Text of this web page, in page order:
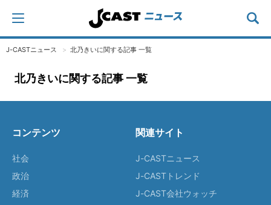
J-CASTニュース 北乃きいに関する記事 一覧
北乃きいに関する記事 一覧
コンテンツ
社会
政治
経済
関連サイト
J-CASTニュース
J-CASTトレンド
J-CAST会社ウォッチ